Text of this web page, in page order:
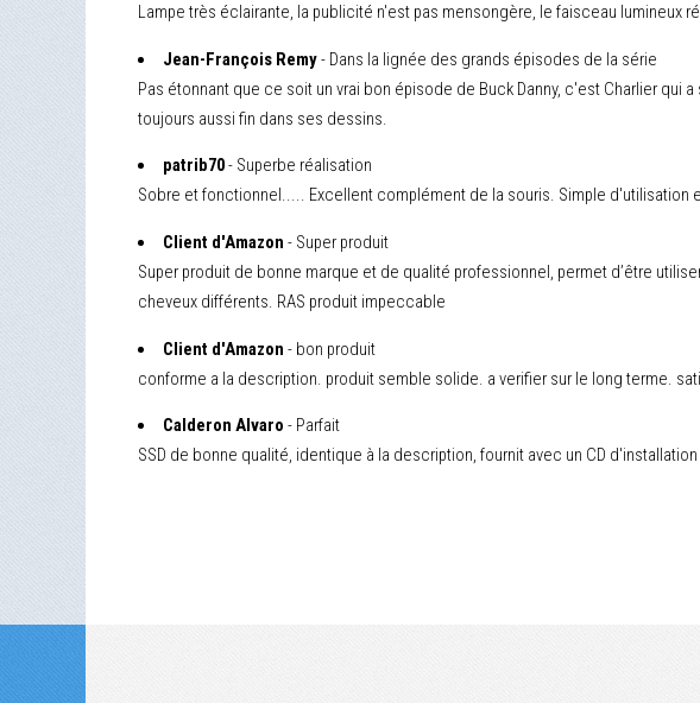
Lampe très éclairante, la publicité n'est pas mensongère, le faisceau
Jean-François Remy- Dans la lignée des grands épisodes de la série
Pas étonnant que ce soit un vrai bon épisode de Buck Danny, c'est Charlier
toujours aussi fin dans ses dessins.
patrib70- Superbe réalisation
Sobre et fonctionnel..... Excellent complément de la souris. Simple
Client d'Amazon - Super produit
Super produit de bonne marque et de qualité professionnel, permet d’être
cheveux différents. RAS produit impeccable
Client d'Amazon - bon produit
conforme a la description. produit semble solide. a verifier sur le long terme.
Calderon Alvaro - Parfait
SSD de bonne qualité, identique à la description, fournit avec un CD